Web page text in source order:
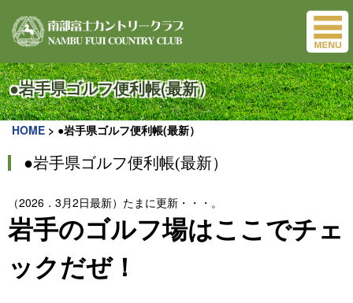
●岩手県ゴルフ便利帳(最新）
HOME > ●岩手県ゴルフ便利帳(最新）
●岩手県ゴルフ便利帳(最新）
（2026．3月2日最新）たまに更新・・・。
岩手のゴルフ場はここでチェ
ックだぜ！